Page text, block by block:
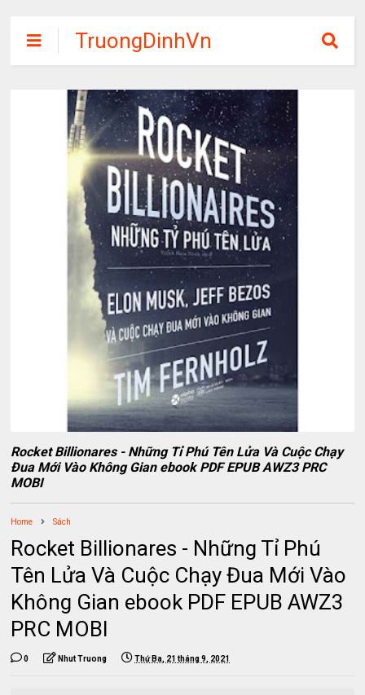
TruongDinhVn
Chia sẽ ebook,
các khóa học,
phần mềm học
tập miễn phí
Rocket Billionares - Những Tỉ Phú Tên Lửa Và Cuộc Chạy
Đua Mới Vào Không Gian ebook PDF EPUB AWZ3 PRC
MOBI
Home Sách
Rocket Billionares - Những Tỉ Phú
Tên Lửa Và Cuộc Chạy Đua Mới Vào
Không Gian ebook PDF EPUB AWZ3
PRC MOBI
0 Nhut Truong Thứ Ba, 21 tháng 9, 2021